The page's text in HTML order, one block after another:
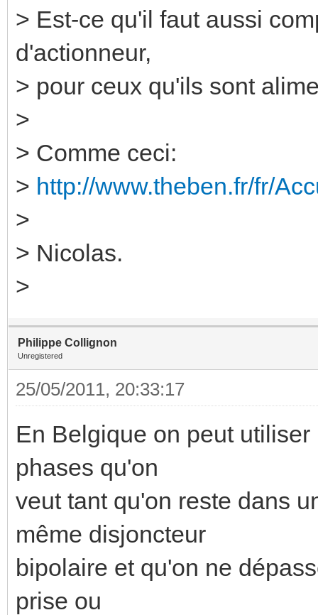
> Est-ce qu'il faut aussi
d'actionneur,
> pour ceux qu'ils sont
>
> Comme ceci:
> http://www.theben.fr/fr/
>
> Nicolas.
>
Philippe Collignon
Unregistered
25/05/2011, 20:33:17
En Belgique on peut
phases qu'on
veut tant qu'on reste dans
même disjoncteur
bipolaire et qu'on ne
prise ou